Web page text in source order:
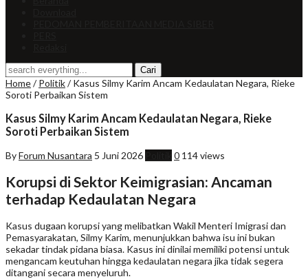
Home/Politik/Kasus Silmy Karim Ancam Kedaulatan Negara, Rieke
Soroti Perbaikan Sistem
Kasus Silmy Karim Ancam Kedaulatan Negara, Rieke
Soroti Perbaikan Sistem
ByForum Nusantara 5 Juni 2026 0 114 views
Korupsi di Sektor Keimigrasian: Ancaman
terhadap Kedaulatan Negara
Kasus dugaan korupsi yang melibatkan Wakil Menteri Imigrasi dan
Pemasyarakatan, Silmy Karim, menunjukkan bahwa isu ini bukan
sekadar tindak pidana biasa. Kasus ini dinilai memiliki potensi untuk
mengancam keutuhan hingga kedaulatan negara jika tidak segera
ditangani secara menyeluruh.